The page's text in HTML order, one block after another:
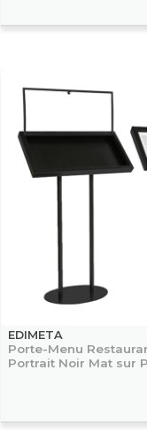
EDIMETA
Porte-Menu
Portrait Noir Mat sur